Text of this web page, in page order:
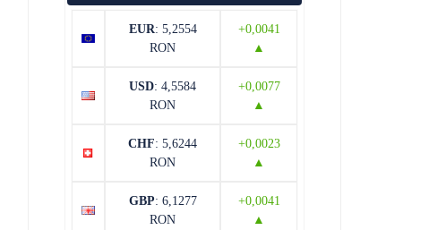
EUR: 5,2554
RON
+0,0041
▲
USD: 4,5584
RON
+0,0077
▲
CHF: 5,6244
RON
+0,0023
▲
GBP: 6,1277
RON
+0,0041
▲